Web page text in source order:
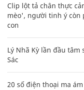
Clip lột tả chân thực
mèo', người tinh ý còn
con
Lý Nhã Kỳ lần đầu
Sác
20 số điện thoại ma